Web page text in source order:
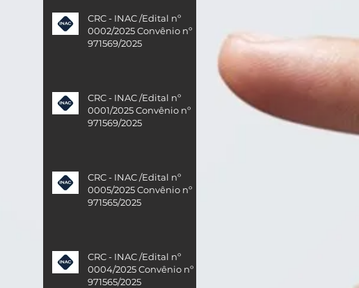
CRC - INAC /Edital nº
0002/2025 Convênio nº
971569/2025
CRC - INAC /Edital nº
0001/2025 Convênio nº
971569/2025
CRC - INAC /Edital nº
0005/2025 Convênio nº
971565/2025
CRC - INAC /Edital nº
0004/2025 Convênio nº
971565/2025